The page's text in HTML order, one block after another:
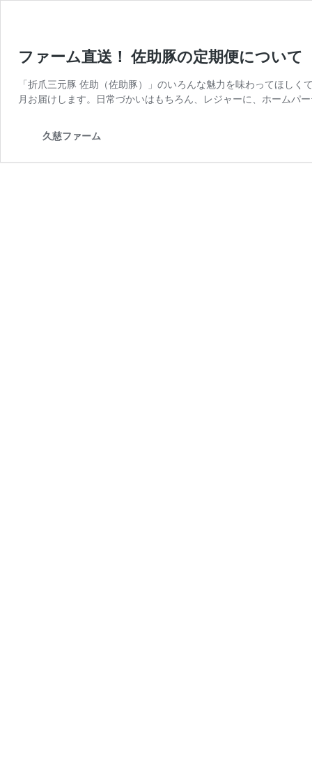
ファーム直送！ 佐助豚の定期便について
「折爪三元豚 佐助（佐助豚）」のいろんな魅力を味わってほし
月お届けします。日常づかいはもちろん、レジャーに、ホームパ
久慈ファーム